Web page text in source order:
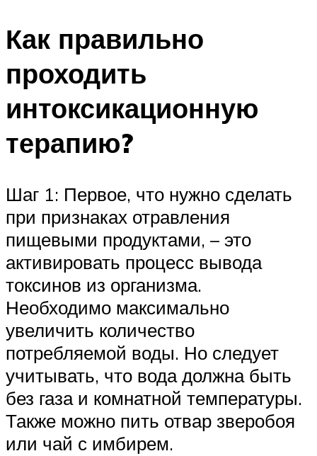
Как правильно
проходить
интоксикационную
терапию?
Шаг 1: Первое, что нужно сделать
при признаках отравления
пищевыми продуктами, – это
активировать процесс вывода
токсинов из организма.
Необходимо максимально
увеличить количество
потребляемой воды. Но следует
учитывать, что вода должна быть
без газа и комнатной температуры.
Также можно пить отвар зверобоя
или чай с имбирем.